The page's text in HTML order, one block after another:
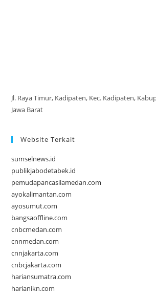
Jl. Raya Timur, Kadipaten, Kec. Kadipaten,
Jawa Barat
Website Terkait
sumselnews.id
publikjabodetabek.id
pemudapancasilamedan.com
ayokalimantan.com
ayosumut.com
bangsaoffline.com
cnbcmedan.com
cnnmedan.com
cnnjakarta.com
cnbcjakarta.com
hariansumatra.com
harianikn.com